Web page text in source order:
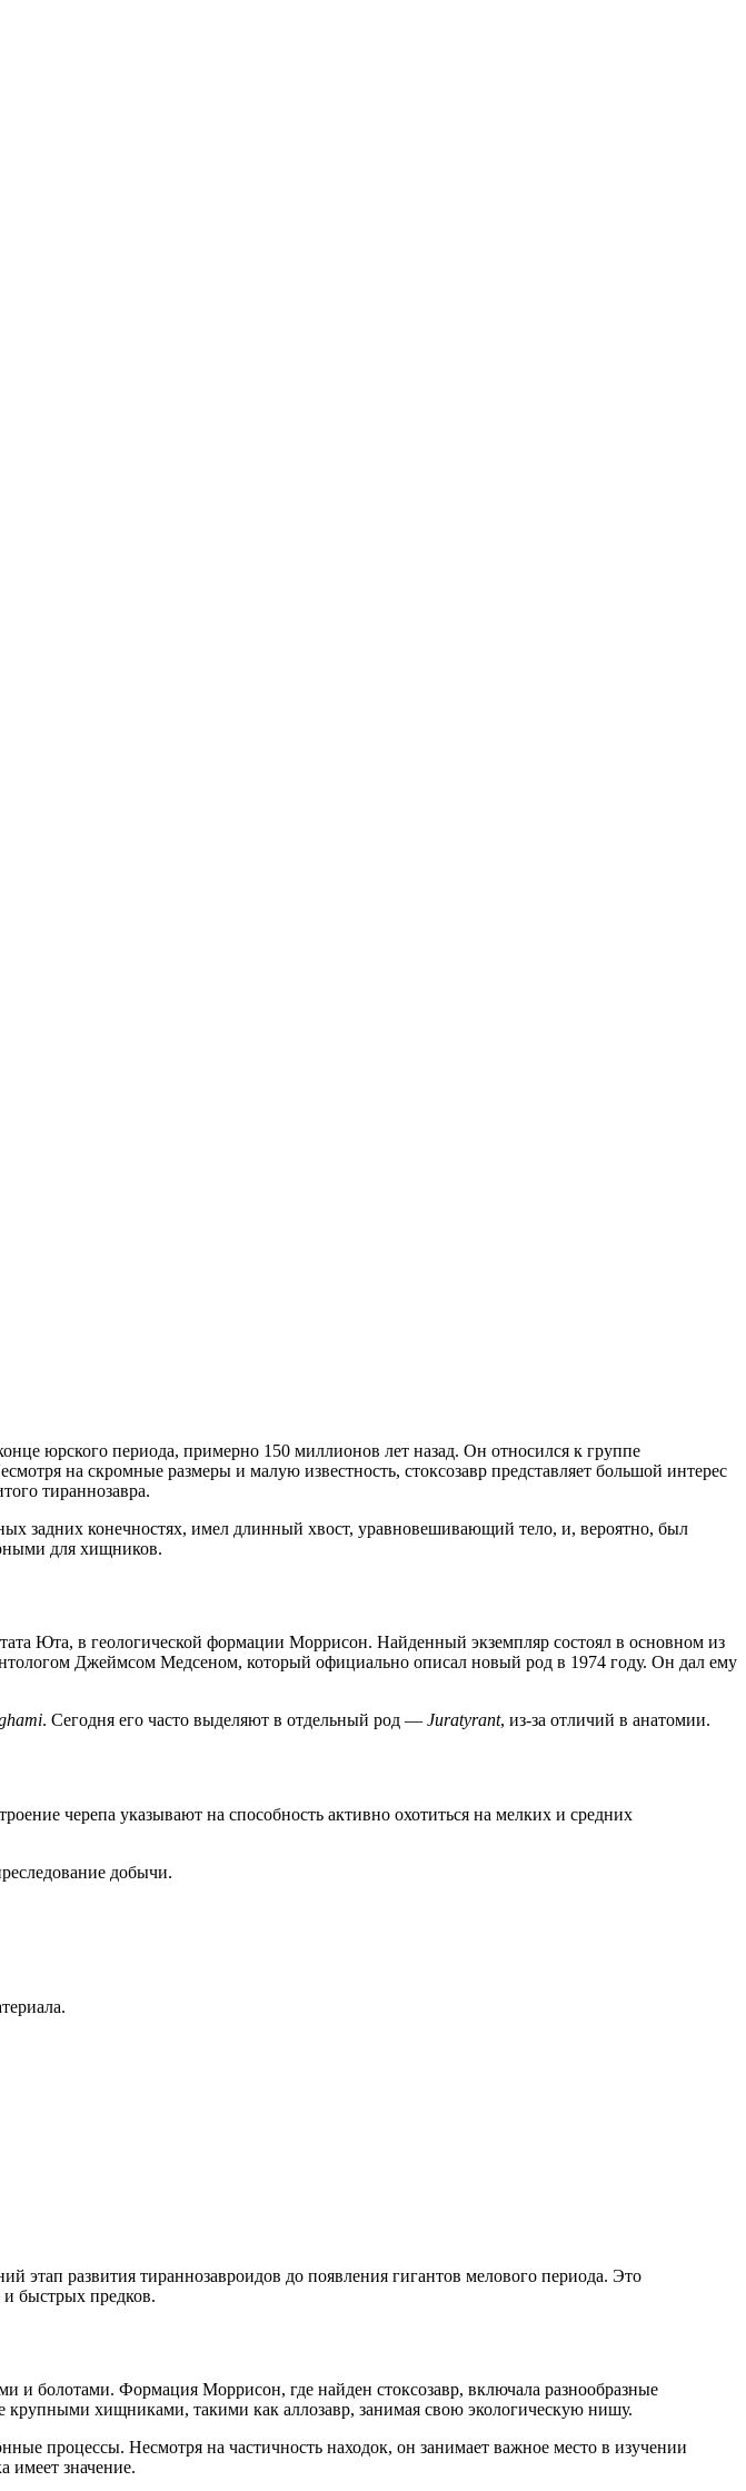
юрского периода, примерно 150 миллионов лет назад. Он относился к группе
на скромные размеры и малую известность, стоксозавр представляет большой интерес
тираннозавра.
задних конечностях, имел длинный хвост, уравновешивающий тело, и, вероятно, был
для хищников.
Юта, в геологической формации Моррисон. Найденный экземпляр состоял в основном из
Джеймсом Медсеном, который официально описал новый род в 1974 году. Он дал ему
. Сегодня его часто выделяют в отдельный род — Juratyrant, из-за отличий в анатомии.
черепа указывают на способность активно охотиться на мелких и средних
добычи.
этап развития тираннозавроидов до появления гигантов мелового периода. Это
быстрых предков.
болотами. Формация Моррисон, где найден стоксозавр, включала разнообразные
крупными хищниками, такими как аллозавр, занимая свою экологическую нишу.
процессы. Несмотря на частичность находок, он занимает важное место в изучении
имеет значение.